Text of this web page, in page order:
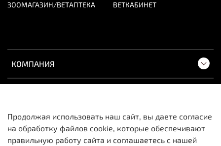
КОМПАНИЯ
ЗООМАГАЗИН/ВЕТАПТЕКА ВЕТКАБИНЕТ
Вся информация о товарах и ценах носит
Продолжая использовать наш сайт, вы даете согласие
на обработку файлов cookie, которые обеспечивают
правильную работу сайта и соглашаетесь с нашей